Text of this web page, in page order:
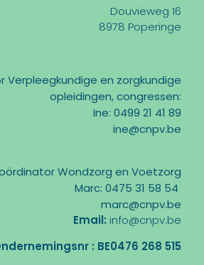
Douvieweg 16
8978 Poperinge
Verpleegkundige en zorgkundige
opleidingen, congressen:
Ine: 0499 21 41 89
ine@cnpv.be
Wondzorg en Voetzorg
Marc: 0475 31 58 54
marc@cnpv.be
Email: info@cnpv.be
: BE0476 268 515